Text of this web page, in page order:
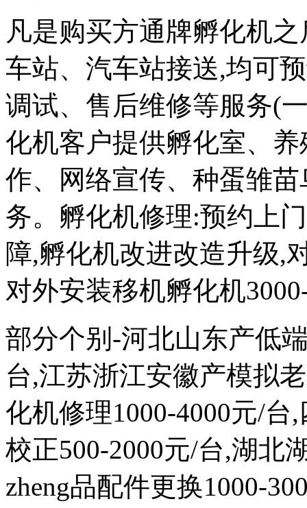
凡是购买方通牌孵化机
车站、汽车站接送,均可
调试、售后维修等服务(
化机客户提供孵化室、
作、网络宣传、种蛋雏
务。孵化机修理:预约上
障,孵化机改进改造升级,
对外安装移机孵化机
部分个别-河北山东产低
台,江苏浙江安徽产模拟
化机修理1000-4000元/
校正500-2000元/台,湖北
zheng品配件更换1000-